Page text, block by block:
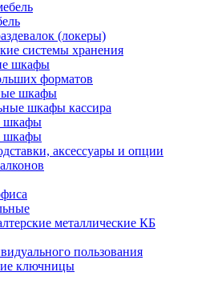
(локеры)
системы хранения
шкафы
форматов
шкафы
шкафы кассира
шкафы
шкафы
аксессуары и опции
металлические КБ
пользования
ключницы